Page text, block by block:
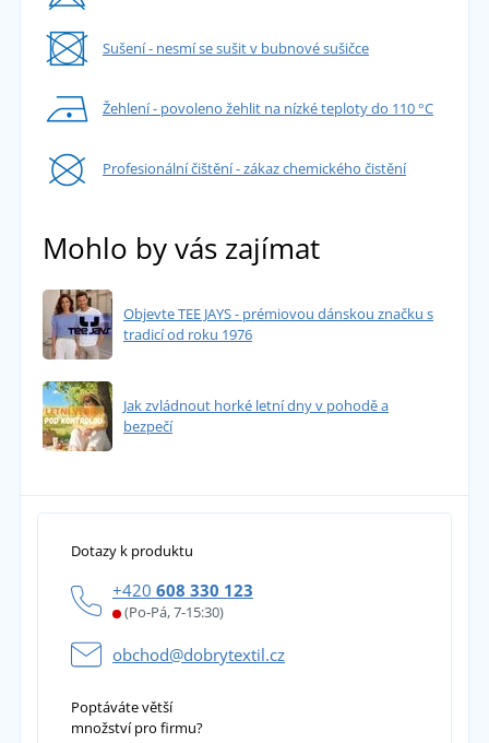
Sušení - nesmí se sušit v bubnové sušičce
Žehlení - povoleno žehlit na nízké teploty do 110 °C
Profesionální čištění - zákaz chemického čistění
Mohlo by vás zajímat
Objevte TEE JAYS - prémiovou dánskou značku s
tradicí od roku 1976
Jak zvládnout horké letní dny v pohodě a
bezpečí
Dotazy k produktu
+420 608 330 123
(Po-Pá, 7-15:30)
obchod@dobrytextil.cz
Poptáváte větší
množství pro firmu?